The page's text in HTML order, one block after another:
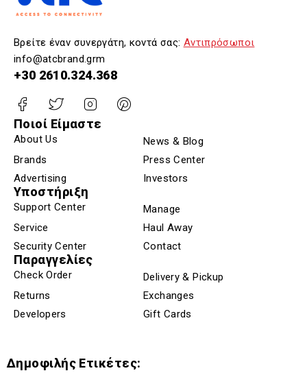
Βρείτε έναν συνεργάτη, κοντά σας: Αντιπρόσωποι
info@atcbrand.grm
+30 2610.324.368
Ποιοί Είμαστε
About Us
News & Blog
Brands
Press Center
Advertising
Investors
Υποστήριξη
Support Center
Manage
Service
Haul Away
Security Center
Contact
Παραγγελίες
Check Order
Delivery & Pickup
Returns
Exchanges
Developers
Gift Cards
Δημοφιλής Ετικέτες: